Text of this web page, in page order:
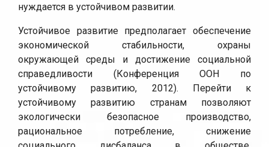
нуждается в устойчивом развитии.
Устойчивое развитие предполагает обеспечение
экономической стабильности, охраны
окружающей среды и достижение социальной
справедливости (Конференция ООН по
устойчивому развитию, 2012). Перейти к
устойчивому развитию странам позволяют
экологически безопасное производство,
рациональное потребление, снижение